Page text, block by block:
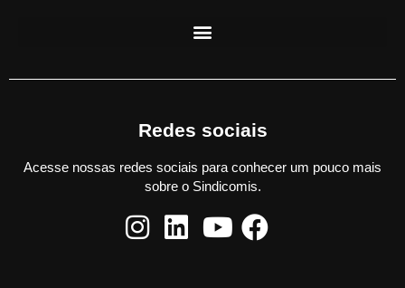
Redes sociais
Acesse nossas redes sociais para conhecer um pouco mais
sobre o Sindicomis.